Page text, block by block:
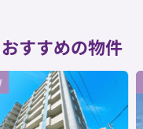
すすめの物件